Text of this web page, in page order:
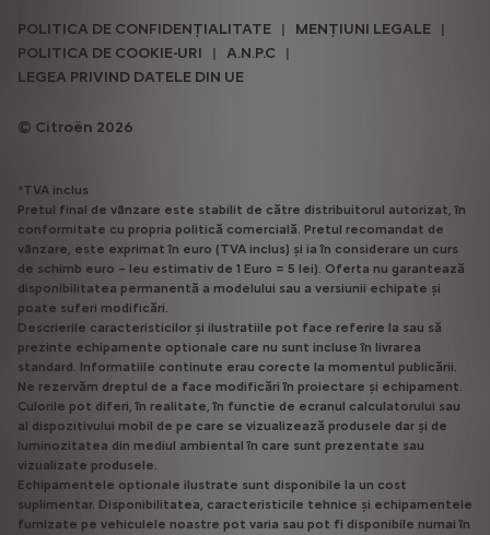
Citroën 2026
POLITICA DE CONFIDENȚIALITATE
MENȚIUNI LEGALE
POLITICA DE COOKIE-URI
A.N.P.C
LEGEA PRIVIND DATELE DIN UE
*TVA inclus
Pretul final de vânzare este stabilit de către distribuitorul autorizat, în
conformitate cu propria politică comercială. Pretul recomandat de
vânzare, este exprimat în euro (TVA inclus) și ia în considerare un curs
de schimb euro – leu estimativ de 1 Euro = 5 lei). Oferta nu garantează
disponibilitatea permanentă a modelului sau a versiunii echipate și
poate suferi modificări.
Descrierile caracteristicilor și ilustratiile pot face referire la sau să
prezinte echipamente optionale care nu sunt incluse în livrarea
standard. Informatiile continute erau corecte la momentul publicării.
Ne rezervăm dreptul de a face modificări în proiectare și echipament.
Culorile pot diferi, în realitate, în functie de ecranul calculatorului sau
al dispozitivului mobil de pe care se vizualizează produsele dar și de
luminozitatea din mediul ambiental în care sunt prezentate sau
vizualizate produsele.
Echipamentele optionale ilustrate sunt disponibile la un cost
suplimentar. Disponibilitatea, caracteristicile tehnice și echipamentele
furnizate pe vehiculele noastre pot varia sau pot fi disponibile numai în